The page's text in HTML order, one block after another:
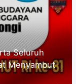
Seluruh
Menyambut